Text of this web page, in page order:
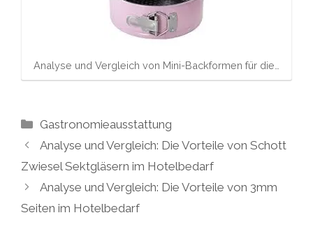
Analyse und Vergleich von Mini-Backformen für die…
Kategorien
Gastronomieausstattung
Analyse und Vergleich: Die Vorteile von Schott
Zwiesel Sektgläsern im Hotelbedarf
Analyse und Vergleich: Die Vorteile von 3mm
Seiten im Hotelbedarf